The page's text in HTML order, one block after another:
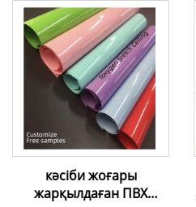
кәсіби жоғары
жарқылдаған ПВХ